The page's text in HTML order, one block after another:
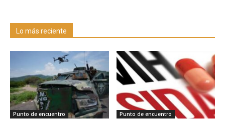
Lo más reciente
Punto de encuentro Punto de encuentro